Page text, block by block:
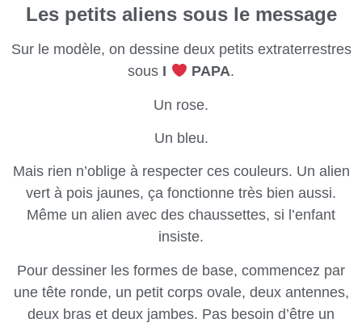
Les petits aliens sous le message
Sur le modèle, on dessine deux petits extraterrestres
sous I PAPA.
Un rose.
Un bleu.
Mais rien n’oblige à respecter ces couleurs. Un alien
vert à pois jaunes, ça fonctionne très bien aussi.
Même un alien avec des chaussettes, si l’enfant
insiste.
Pour dessiner les formes de base, commencez par
une tête ronde, un petit corps ovale, deux antennes,
deux bras et deux jambes. Pas besoin d’être un